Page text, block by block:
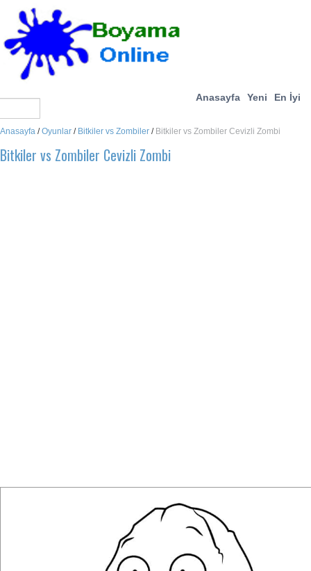
Anasayfa Yeni En İyi
Anasayfa /Oyunlar / Bitkiler vs Zombiler / Bitkiler vs Zombiler Cevizli Zombi
Bitkiler vs Zombiler Cevizli Zombi